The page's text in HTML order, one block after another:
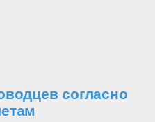
согласно